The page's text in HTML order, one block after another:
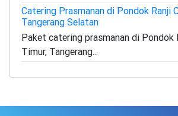
Catering Prasmanan di Pondok Ranji
Tangerang Selatan
Paket catering prasmanan di Pondok
Timur, Tangerang...